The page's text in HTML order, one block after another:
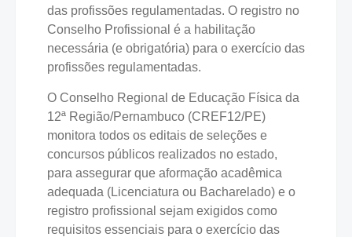
das profissões regulamentadas. O registro no
Conselho Profissional é a habilitação
necessária (e obrigatória) para o exercício das
profissões regulamentadas.
O Conselho Regional de Educação Física da
12ª Região/Pernambuco (CREF12/PE)
monitora todos os editais de seleções e
concursos públicos realizados no estado,
para assegurar que aformação acadêmica
adequada (Licenciatura ou Bacharelado) e o
registro profissional sejam exigidos como
requisitos essenciais para o exercício das